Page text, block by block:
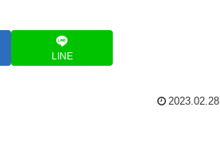
LINE
2023.02.28